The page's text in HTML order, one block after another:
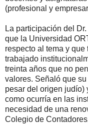
(profesional y
La participación del
que la Universidad
respecto al tema y
trabajado
treinta años que no
valores. Señaló que
pesar del origen judío)
como ocurría en las
necesidad de una
Colegio de